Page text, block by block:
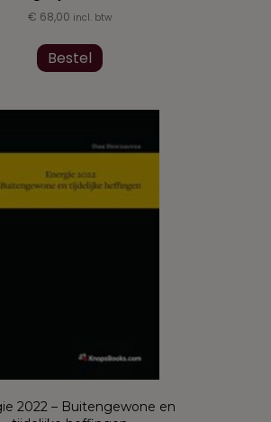
€ 68,00 incl. btw
Bestel product
heeft
variaties.
optie
gekozen
2022 – Buitengewone en